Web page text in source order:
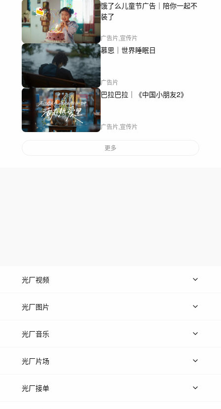
饿了么儿童节广告｜陪你一起不
装了
广告片,宣传片
慕思｜世界睡眠日
广告片
巴拉巴拉｜《中国小朋友2》
广告片,宣传片
更多
光厂视频
上传视频
光厂图片
上传图片
光厂音乐
热门音乐
光厂片场
上传案例
光厂接单